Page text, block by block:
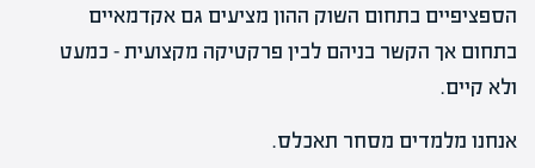
הספציפיים בתחום השוק ההון מציעים גם אקדמאיים
בתחום אך הקשר בניהם לבין פרקטיקה מקצועית – כמעט
ולא קיים.
אנחנו מלמדים מסחר תאכלס.